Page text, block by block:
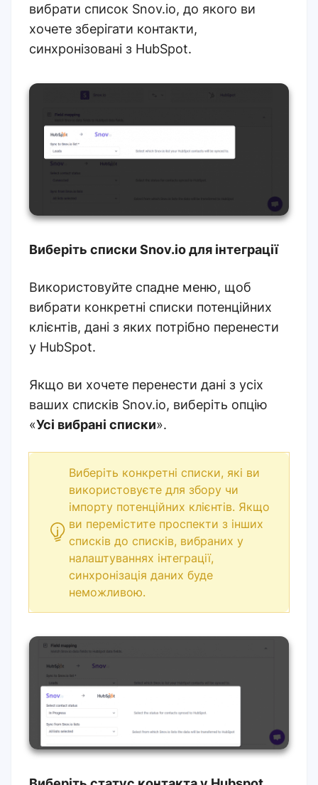
вибрати список Snov.io, до якого ви
хочете зберігати контакти,
синхронізовані з HubSpot.
Виберіть списки Snov.io для інтеграції
Використовуйте спадне меню, щоб
вибрати конкретні списки потенційних
клієнтів, дані з яких потрібно перенести
у HubSpot.
Якщо ви хочете перенести дані з усіх
ваших списків Snov.io, виберіть опцію
«Усі вибрані списки».
Виберіть конкретні списки, які ви
використовуєте для збору чи
імпорту потенційних клієнтів. Якщо
ви перемістите проспекти з інших
списків до списків, вибраних у
налаштуваннях інтеграції,
синхронізація даних буде
неможливою.